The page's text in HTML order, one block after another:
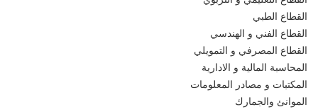
القطاع الطبي
القطاع الفني و الهندسي
القطاع المصرفي و التمويلي
المحاسبة المالية و الادارية
المكتبات و مصادر المعلومات
الموانئ والجمارك